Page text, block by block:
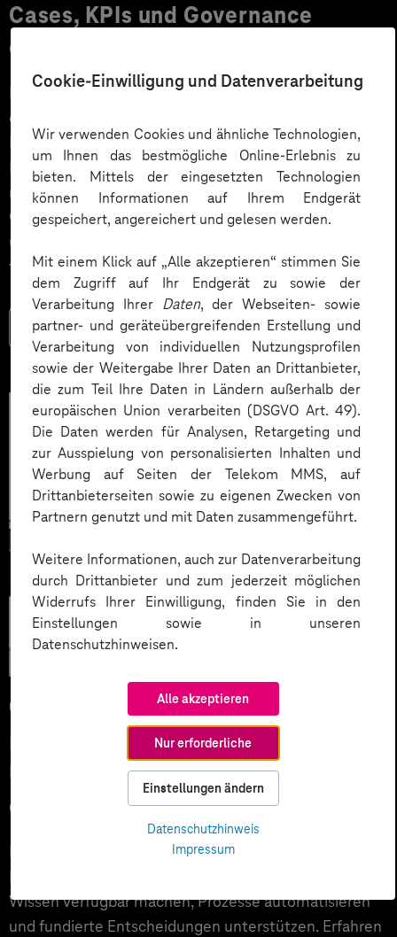
Cookie-Einwilligung und Datenverarbeitung
Wir verwenden Cookies und ähnliche Technologien,
um Ihnen das bestmögliche Online-Erlebnis zu
bieten. Mittels der eingesetzten Technologien
können Informationen auf Ihrem Endgerät
gespeichert, angereichert und gelesen werden.
Mit einem Klick auf „Alle akzeptieren“ stimmen Sie
dem Zugriff auf Ihr Endgerät zu sowie der
Verarbeitung Ihrer Daten, der Webseiten- sowie
partner- und geräteübergreifenden Erstellung und
Verarbeitung von individuellen Nutzungsprofilen
sowie der Weitergabe Ihrer Daten an Drittanbieter,
die zum Teil Ihre Daten in Ländern außerhalb der
europäischen Union verarbeiten (DSGVO Art. 49).
Die Daten werden für Analysen, Retargeting und
zur Ausspielung von personalisierten Inhalten und
Werbung auf Seiten der Telekom MMS, auf
Drittanbieterseiten sowie zu eigenen Zwecken von
Partnern genutzt und mit Daten zusammengeführt.
Weitere Informationen, auch zur Datenverarbeitung
durch Drittanbieter und zum jederzeit möglichen
Widerrufs Ihrer Einwilligung, finden Sie in den
Einstellungen sowie in unseren
Datenschutzhinweisen.
Alle akzeptieren
Nur erforderliche
Einstellungen ändern
Datenschutzhinweis
Impressum
Cases, KPIs und Governance
entlang der Employee Journey
KI‑Agenten im HR sind mehr als Chatbots: Sie
orchestrieren Prozesse entlang der gesamten
Employee Journey und schaffen messbaren Business
Impact. Der Beitrag zeigt konkrete Use Cases,
relevante KPIs für den Mittelstand sowie
Governance‑Leitplanken zu EU AI Act und DSGVO –
und liefert ein praxisnahes Priorisierungsframework
für HR‑Entscheider*innen.
Mehr lesen
Künstliche
Intelligenz
04.06.2026
Microsoft KI-Agenten: Wie
Unternehmen über Copilot hinaus
echten Mehrwert schaffen
Microsoft 365 Copilot ist für viele Unternehmen der
Einstieg in KI. Der nächste Schritt sind KI-Agenten, die
Wissen verfügbar machen, Prozesse automatisieren
und fundierte Entscheidungen unterstützen. Erfahren